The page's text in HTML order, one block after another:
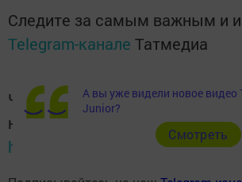
Следите за самым важным и
Telegram-канале Татмедиа
Читайте новости Татарстана в
национальном мессенджере
https://max.ru/tatmedia
А вы уже видели новое видео
Junior?
Cмотреть